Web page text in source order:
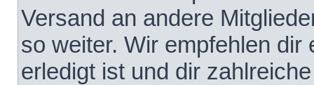
Versand an andere
so weiter. Wir empfehlen
erledigt ist und dir